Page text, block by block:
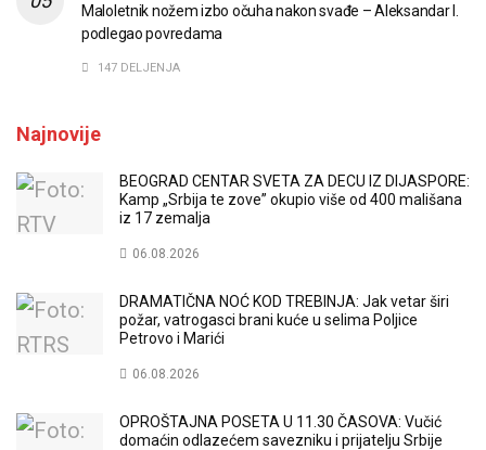
Maloletnik nožem izbo očuha nakon svađe – Aleksandar I.
podlegao povredama
147 DELJENJA
Najnovije
BEOGRAD CENTAR SVETA ZA DECU IZ DIJASPORE:
Kamp „Srbija te zove” okupio više od 400 mališana
iz 17 zemalja
06.08.2026
DRAMATIČNA NOĆ KOD TREBINJA: Jak vetar širi
požar, vatrogasci brani kuće u selima Poljice
Petrovo i Marići
06.08.2026
OPROŠTAJNA POSETA U 11.30 ČASOVA: Vučić
domaćin odlazećem savezniku i prijatelju Srbije